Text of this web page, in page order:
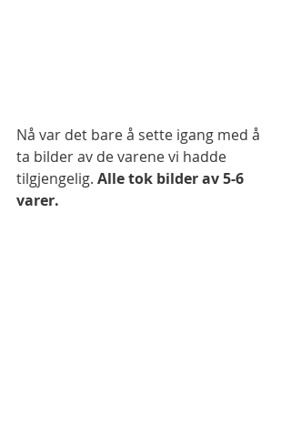
Nå var det bare å sette igang med å
ta bilder av de varene vi hadde
tilgjengelig. Alle tok bilder av 5-6
varer.